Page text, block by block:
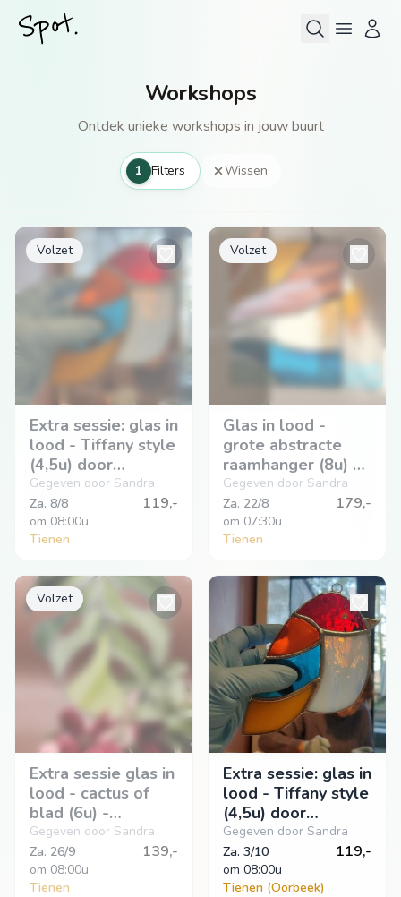
Workshops
Ontdek unieke workshops in jouw buurt
1 Filters Wissen
Volzet
Extra sessie: glas in
lood - Tiffany style
(4,5u) door
Luzatone in
Oorbeek
Gegeven door Sandra
Za. 8/8
om 08:00u
119,-
Tienen
Volzet
Glas in lood -
grote abstracte
raamhanger (8u) -
Luzatone in Tienen
Gegeven door Sandra
Za. 22/8
om 07:30u
179,-
Tienen
Volzet
Extra sessie glas in
lood - cactus of
blad (6u) -
Luzatone in TIENEN
Gegeven door Sandra
Za. 26/9
om 08:00u
139,-
Tienen
Extra sessie: glas in
lood - Tiffany style
(4,5u) door
Luzatone in
Oorbeek
Gegeven door Sandra
Za. 3/10
om 08:00u
119,-
Tienen (Oorbeek)